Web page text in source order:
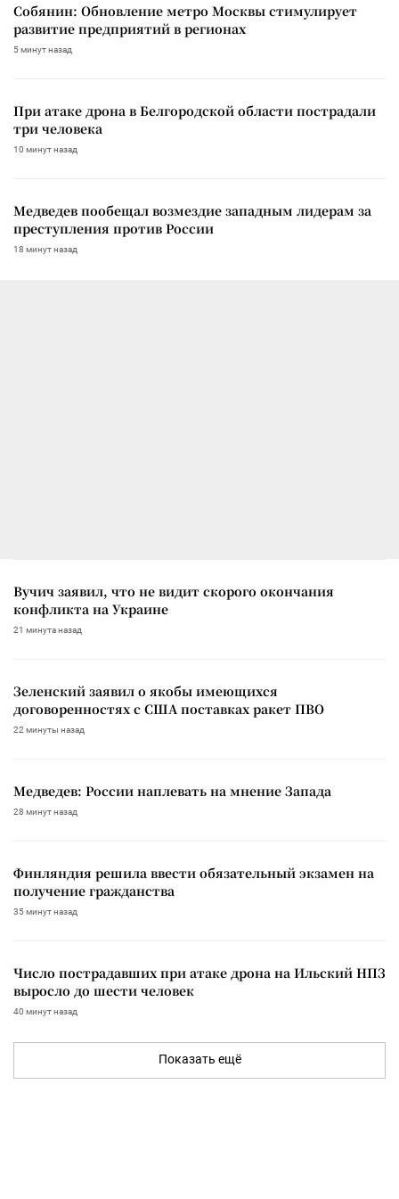
Собянин: Обновление метро Москвы стимулирует
развитие предприятий в регионах
5 минут назад
При атаке дрона в Белгородской области пострадали
три человека
10 минут назад
Медведев пообещал возмездие западным лидерам за
преступления против России
18 минут назад
Вучич заявил, что не видит скорого окончания
конфликта на Украине
21 минута назад
Зеленский заявил о якобы имеющихся
договоренностях с США поставках ракет ПВО
22 минуты назад
Медведев: России наплевать на мнение Запада
28 минут назад
Финляндия решила ввести обязательный экзамен на
получение гражданства
35 минут назад
Число пострадавших при атаке дрона на Ильский НПЗ
выросло до шести человек
40 минут назад
Показать ещё